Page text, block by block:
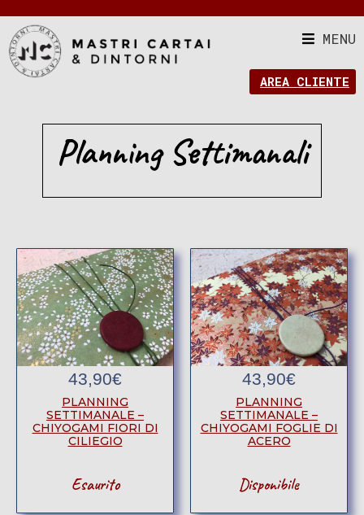
MENU
AREA CLIENTE
Planning Settimanali
43,90€
PLANNING
SETTIMANALE –
CHIYOGAMI FIORI DI
CILIEGIO
Esaurito
43,90€
PLANNING
SETTIMANALE –
CHIYOGAMI FOGLIE DI
ACERO
Disponibile